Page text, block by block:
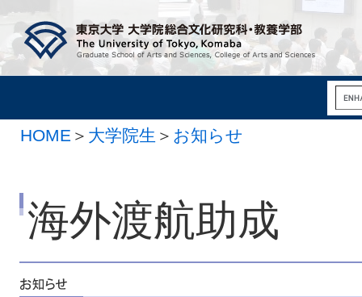
HOME ＞ 大学院生 ＞ お知らせ
海外渡航助成